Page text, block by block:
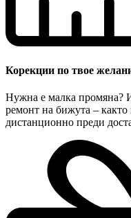
Корекции по твое
Нужна е малка промяна?
ремонт на бижута – както
дистанционно преди